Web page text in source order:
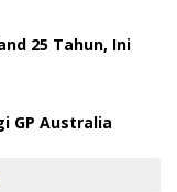
25 Tahun, Ini
GP Australia